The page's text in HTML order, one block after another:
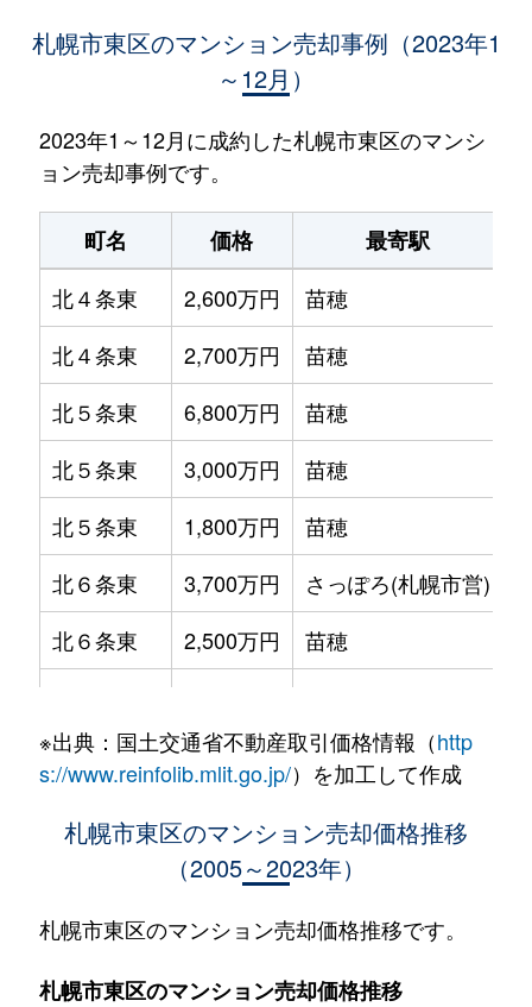
札幌市東区のマンション売却事例（2023年1
～12月）
2023年1～12月に成約した札幌市東区のマンシ
ョン売却事例です。
町名 価格 最寄駅
北４条東
2,600万円 苗穂
北４条東
2,700万円 苗穂
北５条東
6,800万円 苗穂
北５条東
3,000万円 苗穂
北５条東
1,800万円 苗穂
北６条東
3,700万円 さっぽろ(札幌市営)
北６条東
2,500万円 苗穂
北６条東
3,400万円 東区役所前
3,700万円 東区役所前
北６条東
3,400万円 東区役所前
北７条東
4,900万円 札幌(ＪＲ)
※出典：国土交通省不動産取引価格情報（http
s://www.reinfolib.mlit.go.jp/）を加工して作成
札幌市東区のマンション売却価格推移
（2005～2023年）
札幌市東区のマンション売却価格推移です。
札幌市東区のマンション売却価格推移